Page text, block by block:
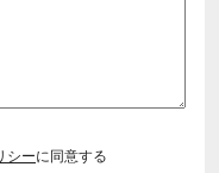
シーに同意する